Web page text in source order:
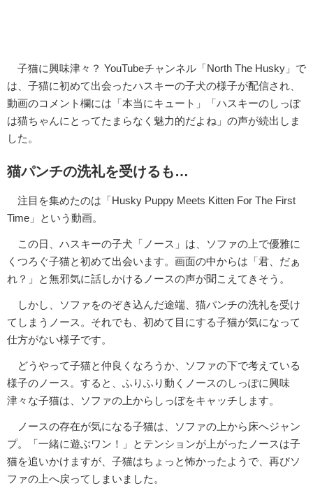
子猫に興味津々？ YouTubeチャンネル「North The Husky」で
は、子猫に初めて出会ったハスキーの子犬の様子が配信され、
動画のコメント欄には「本当にキュート」「ハスキーのしっぽ
は猫ちゃんにとってたまらなく魅力的だよね」の声が続出しま
した。
猫パンチの洗礼を受けるも…
注目を集めたのは「Husky Puppy Meets Kitten For The First
Time」という動画。
この日、ハスキーの子犬「ノース」は、ソファの上で優雅に
くつろぐ子猫と初めて出会います。画面の中からは「君、だぁ
れ？」と無邪気に話しかけるノースの声が聞こえてきそう。
しかし、ソファをのぞき込んだ途端、猫パンチの洗礼を受け
てしまうノース。それでも、初めて目にする子猫が気になって
仕方がない様子です。
どうやって子猫と仲良くなろうか、ソファの下で考えている
様子のノース。すると、ふりふり動くノースのしっぽに興味
津々な子猫は、ソファの上からしっぽをキャッチします。
ノースの存在が気になる子猫は、ソファの上から床へジャン
プ。「一緒に遊ぶワン！」とテンションが上がったノースは子
猫を追いかけますが、子猫はちょっと怖かったようで、再びソ
ファの上へ戻ってしまいました。